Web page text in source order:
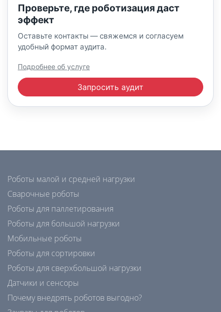
Проверьте, где роботизация даст
эффект
Оставьте контакты — свяжемся и согласуем
удобный формат аудита.
Подробнее об услуге
Запросить аудит
Роботы малой и средней нагрузки
Сварочные роботы
Роботы для паллетирования
Роботы для большой нагрузки
Мобильные роботы
Роботы для сортировки
Роботы для сверхбольшой нагрузки
Датчики и сенсоры
Почему внедрять роботов выгодно?